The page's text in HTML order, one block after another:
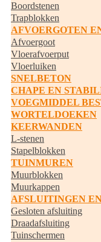
Boordstenen
Trapblokken
AFVOERGOTEN
Afvoergoot
Vloerafvoerput
Vloerluiken
SNELBETON
CHAPE EN
VOEGMIDDEL
WORTELDOEKEN
KEERWANDEN
L-stenen
Stapelblokken
TUINMUREN
Muurblokken
Muurkappen
AFSLUITINGEN
Gesloten afsluiting
Draadafsluiting
Tuinschermen